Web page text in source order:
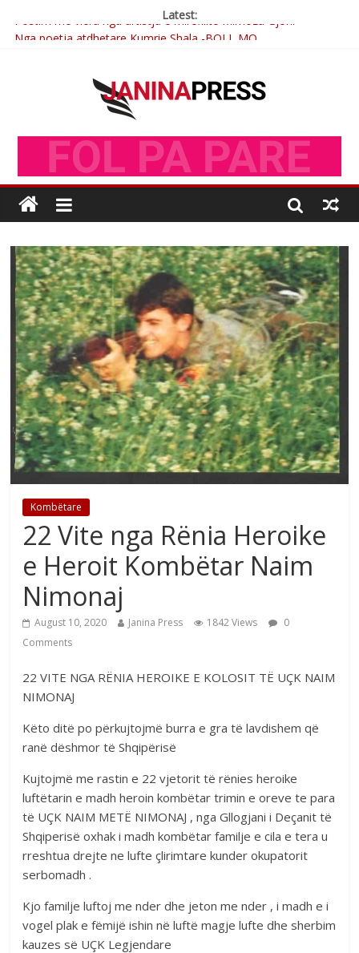
Latest:
Nga poetja atdhetare Kumrie Shala -BOLL MO
Çlirimtari Mentor Mushkolaj nderohet me mirenjohje nga
Xhevdet Qeriqi Dega e invalidëve në Fushë Kosovë
Postim me vlera nga artistja e mirëfilltë Mimoza Gjoni
Kombëtare
22 Vite nga Rënia Heroike
e Heroit Kombëtar Naim
Nimonaj
August 10, 2020 Janina Press 1842 Views
0
Comments
22 VITE NGA RËNIA HEROIKE E KOLOSIT TË UÇK NAIM
NIMONAJ
Këto ditë po përkujtojmë burra e gra të lavdishem që
ranë dëshmor të Shqipërisë
Kujtojmë me rastin e 22 vjetorit të rënies heroike
luftëtarin e madh heroin kombëtar trimin e oreve te para
të UÇK NAIM METË NIMONAJ , nga Gllogjani i Deçanit të
Shqiperisë oxhak i madh kombëtar familje e cila e tera u
rreshtua drejte ne lufte çlirimtare kunder okupatorit
serbomadh .
Kjo familje luftoj me nder dhe jeton me nder , i madh e i
vogel plak e fëmijë ishin në luftë magje lufte dhe sherbim
kauzes së UÇK Legjendare